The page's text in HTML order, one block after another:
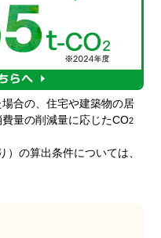
合の、住宅や建築物の居
量の削減量に応じたCO2
）の算出条件については、